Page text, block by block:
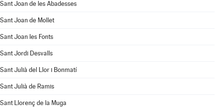
Sant Joan de les Abadesses
Sant Joan de Mollet
Sant Joan les Fonts
Sant Jordi Desvalls
Sant Julià del Llor i Bonmatí
Sant Julià de Ramis
Sant Llorenç de la Muga